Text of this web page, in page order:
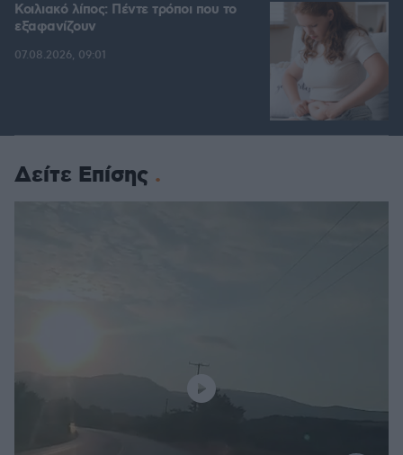
Κοιλιακό λίπος: Πέντε τρόποι που το
εξαφανίζουν
07.08.2026, 09:01
Δείτε Επίσης